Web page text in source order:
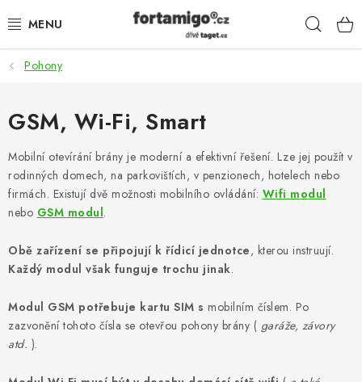
na
SADY - ZVÝHODNĚNÉ
POHONY
SAMONOSNÉ BRÁNY
KOLEJOVÉ BRÁNY
ZÁVĚSNÉ BRÁNY
KONSTRUKČNÍ PROFILY
Pohony
GSM, Wi-Fi, Smart
Mobilní otevírání brány je moderní a efektivní řešení. Lze jej použít v
rodinných domech, na parkovištích, v penzionech, hotelech nebo
firmách. Existují dvě možnosti mobilního ovládání: Wifi modul
nebo GSM modul.
Obě zařízení se připojují k řídicí jednotce, kterou instruují.
Každý modul však funguje trochu jinak.
Modul GSM potřebuje kartu SIM s mobilním číslem. Po
zazvonění tohoto čísla se otevřou pohony brány ( garáže, závory
atd. ).